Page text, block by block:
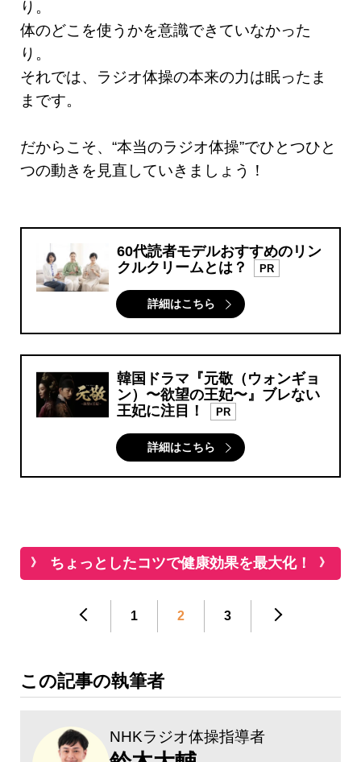
り。
体のどこを使うかを意識できていなかった
り。
それでは、ラジオ体操の本来の力は眠ったま
まです。
だからこそ、“本当のラジオ体操”でひとつひと
つの動きを見直していきましょう！
60代読者モデルおすすめのリン
クルクリームとは？
PR
詳細はこちら
韓国ドラマ『元敬（ウォンギョ
ン）〜欲望の王妃〜』ブレない
王妃に注目！
PR
詳細はこちら
ちょっとしたコツで健康効果を最大化！
1 2 3
この記事の執筆者
NHKラジオ体操指導者